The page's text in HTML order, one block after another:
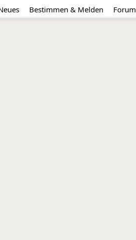
Bestimmen & Melden Forum